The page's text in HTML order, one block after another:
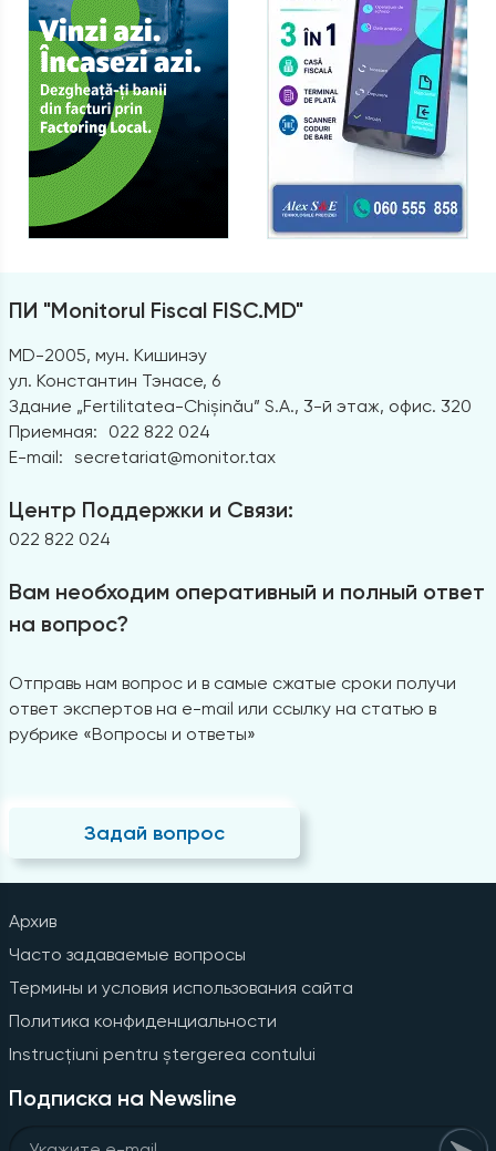
ПИ "Monitorul Fiscal FISC.MD"
MD-2005, мун. Кишинэу
ул. Константин Тэнасе, 6
Здание „Fertilitatea-Chișinău” S.A., 3-й этаж, офис. 320
Приемная:
022 822 024
E-mail: secretariat@monitor.tax
Центр Поддержки и Связи:
022 822 024
Вам необходим оперативный и полный ответ
на вопрос?
Отправь нам вопрос и в самые сжатые сроки получи
ответ экспертов на e-mail или ссылку на статью в
рубрике «Вопросы и ответы»
Задай вопрос
Архив
Часто задаваемые вопросы
Термины и условия использования сайта
Политика конфиденциальности
Instrucțiuni pentru ștergerea contului
Подписка на Newsline